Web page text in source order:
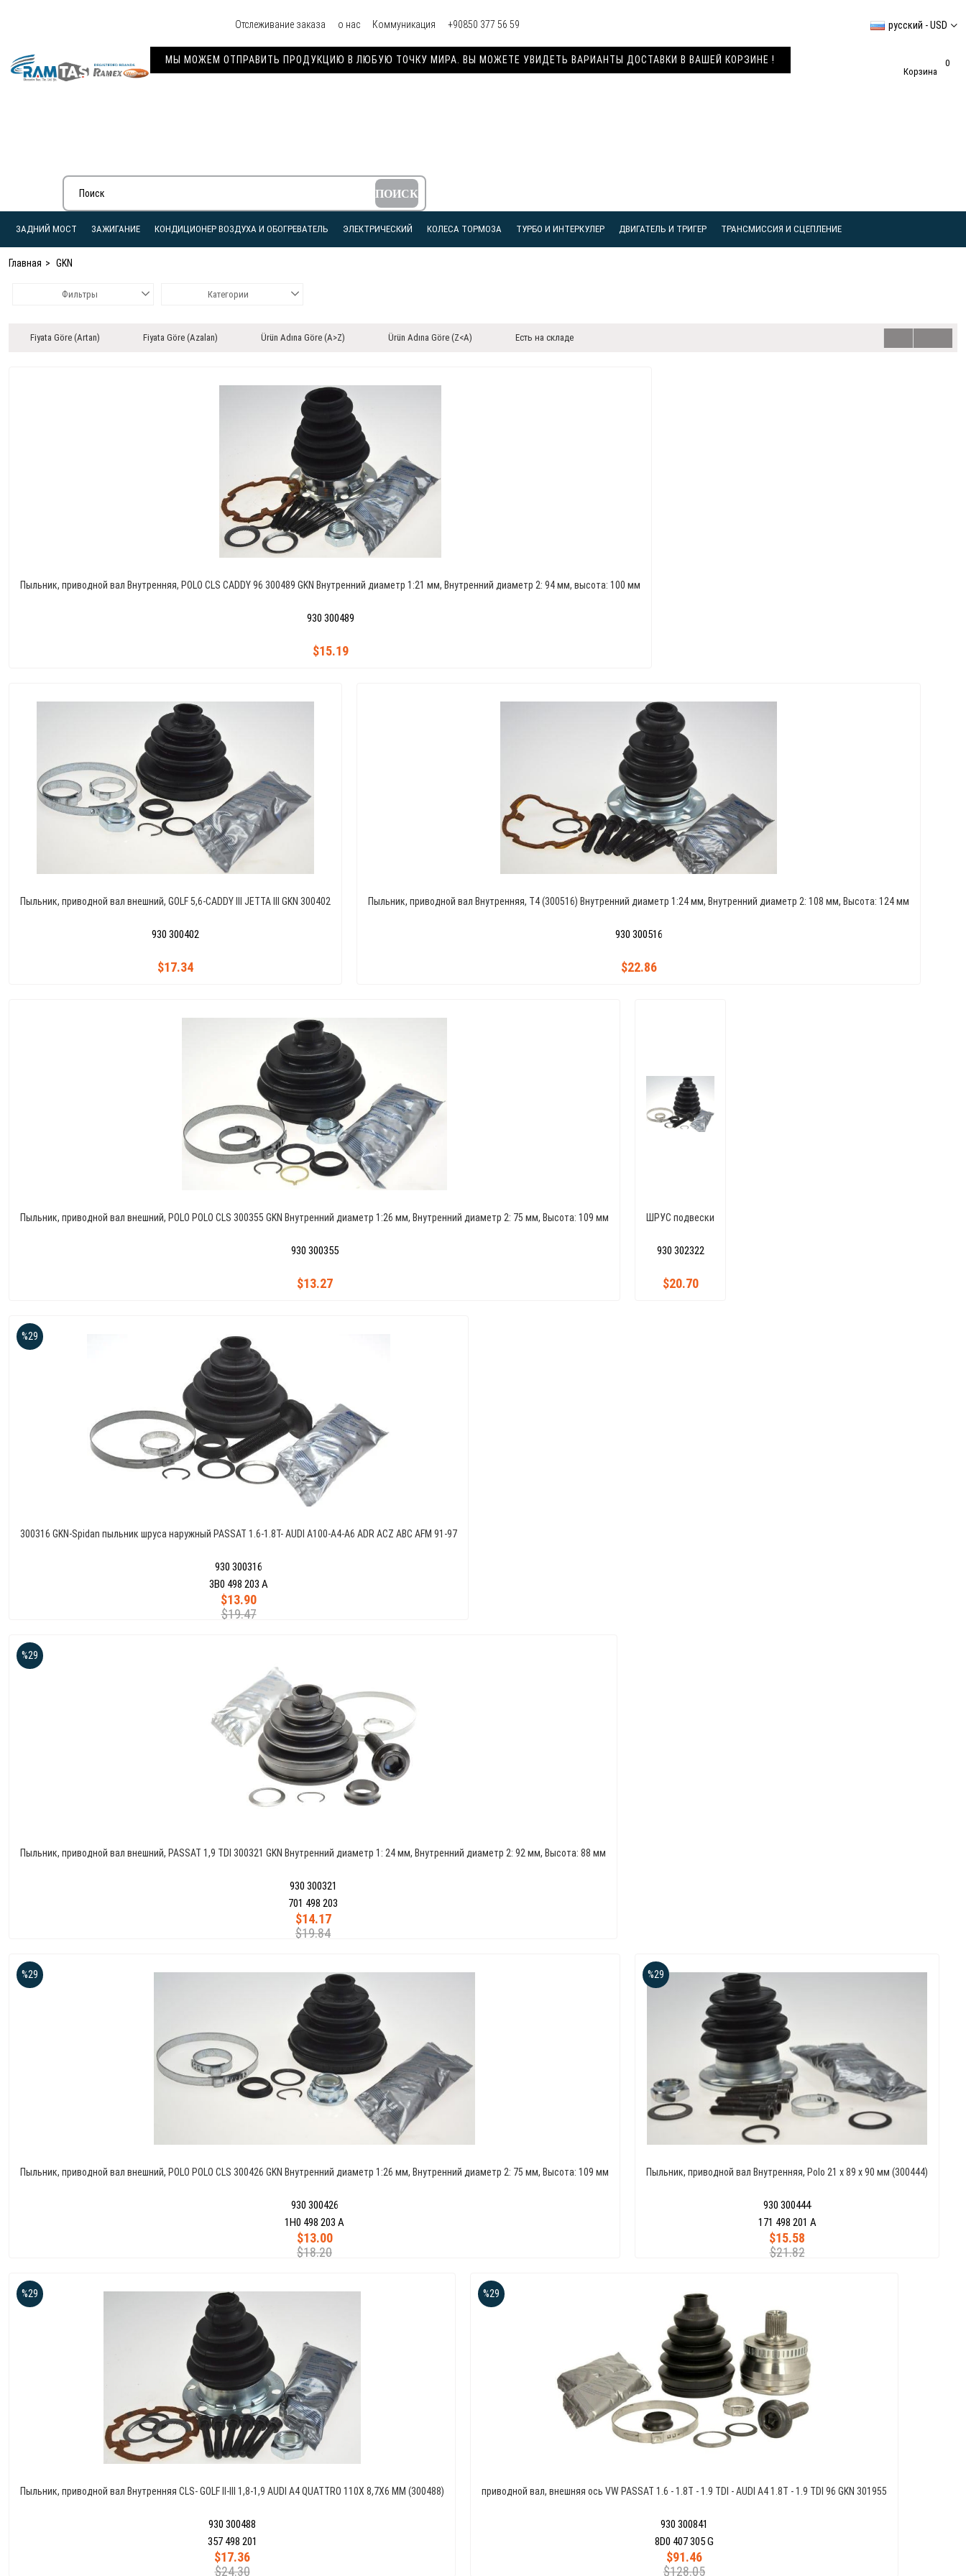
Отслеживание заказа о нас Коммуникация +90850 377 56 59
МЫ МОЖЕМ ОТПРАВИТЬ ПРОДУКЦИЮ В ЛЮБУЮ ТОЧКУ МИРА. ВЫ МОЖЕТЕ УВИДЕТЬ ВАРИАНТЫ ДОСТАВКИ В ВАШЕЙ КОРЗИНЕ !
русский - USD
Корзина
0
ЗАДНИЙ МОСТ ЗАЖИГАНИЕ КОНДИЦИОНЕР ВОЗДУХА И ОБОГРЕВАТЕЛЬ ЭЛЕКТРИЧЕСКИЙ КОЛЕСА ТОРМОЗА ТУРБО И ИНТЕРКУЛЕР ДВИГАТЕЛЬ И ТРИГЕР ТРАНСМИССИЯ И СЦЕПЛЕНИЕ
Главная GKN
Фильтры Категории
Fiyata Göre (Artan) Fiyata Göre (Azalan) Ürün Adına Göre (A>Z) Ürün Adına Göre (Z<A) Есть на складе
Пыльник, приводной вал Внутренняя, POLO CLS CADDY 96 300489 GKN Внутренний диаметр 1:21 мм, Внутренний диаметр 2: 94 мм, высота: 100 мм
930 300489
$15.19
Пыльник, приводной вал внешний, GOLF 5,6-CADDY III JETTA III GKN 300402
930 300402
$17.34
Пыльник, приводной вал Внутренняя, T4 (300516) Внутренний диаметр 1:24 мм, Внутренний диаметр 2: 108 мм, Высота: 124 мм
930 300516
$22.86
Пыльник, приводной вал внешний, POLO POLO CLS 300355 GKN Внутренний диаметр 1:26 мм, Внутренний диаметр 2: 75 мм, Высота: 109 мм
930 300355
$13.27
ШРУС подвески
930 302322
$20.70
300316 GKN-Spidan пыльник шруса наружный PASSAT 1.6-1.8T- AUDI A100-A4-A6 ADR ACZ ABC AFM 91-97
930 300316
$13.90
$19.47
%29
3B0 498 203 A
Пыльник, приводной вал внешний, PASSAT 1,9 TDI 300321 GKN Внутренний диаметр 1: 24 мм, Внутренний диаметр 2: 92 мм, Высота: 88 мм
930 300321
$14.17
$19.84
%29
701 498 203
Пыльник, приводной вал внешний, POLO POLO CLS 300426 GKN Внутренний диаметр 1:26 мм, Внутренний диаметр 2: 75 мм, Высота: 109 мм
930 300426
$13.00
$18.20
%29
1H0 498 203 A
Пыльник, приводной вал Внутренняя, Polo 21 x 89 x 90 мм (300444)
930 300444
$15.58
$21.82
%29
171 498 201 A
Пыльник, приводной вал Внутренняя CLS- GOLF II-III 1,8-1,9 AUDI A4 QUATTRO 110X 8,7X6 MM (300488)
930 300488
$17.36
$24.30
%29
357 498 201
приводной вал, внешняя ось VW PASSAT 1.6 - 1.8T - 1.9 TDI - AUDI A4 1.8T - 1.9 TDI 96 GKN 301955
930 300841
$91.46
$128.05
%29
8D0 407 305 G